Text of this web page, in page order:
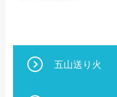
五山送り火